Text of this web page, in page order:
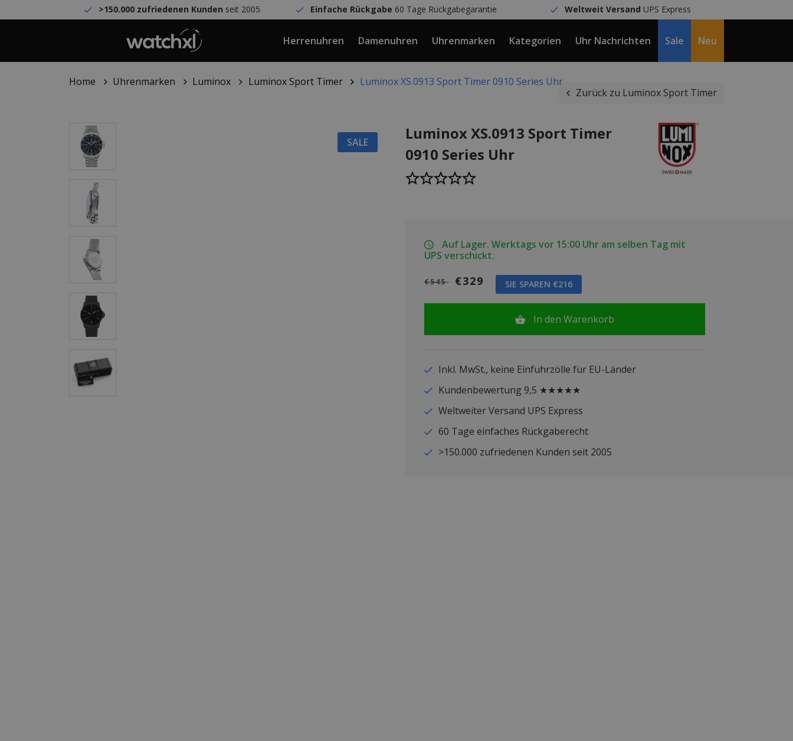
>150.000 zufriedenen Kunden seit 2005 Einfache Rückgabe 60 Tage Rückgabegarantie Weltweit Versand UPS Express
Herrenuhren Damenuhren Uhrenmarken Kategorien Uhr Nachrichten Sale Neu
Home Uhrenmarken Luminox Luminox Sport Timer
Luminox XS.0913 Sport Timer 0910 Series Uhr
Zurück zu Luminox Sport Timer
SALE
Luminox XS.0913 Sport Timer
0910 Series Uhr
Auf Lager. Werktags vor 15:00 Uhr am selben Tag mit
UPS verschickt.
€545 €329 SIE SPAREN €216
In den Warenkorb
Inkl. MwSt., keine Einfuhrzölle für EU-Länder
Kundenbewertung 9,5 ★★★★★
Weltweiter Versand UPS Express
60 Tage einfaches Rückgaberecht
>150.000 zufriedenen Kunden seit 2005